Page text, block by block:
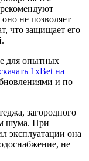
не позволяет
что защищает его
для опытных
1xBet на
и по
загородного
шума. При
эксплуатации она
не